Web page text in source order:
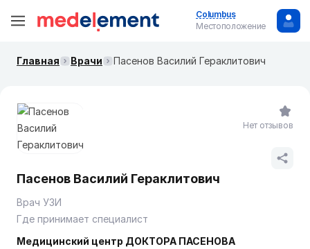
Columbus
Местоположение
Главная Врачи Пасенов Василий Гераклитович
Пасенов Василий Гераклитович
Врач УЗИ
Где принимает специалист
Медицинский центр ДОКТОРА ПАСЕНОВА
Нет отзывов